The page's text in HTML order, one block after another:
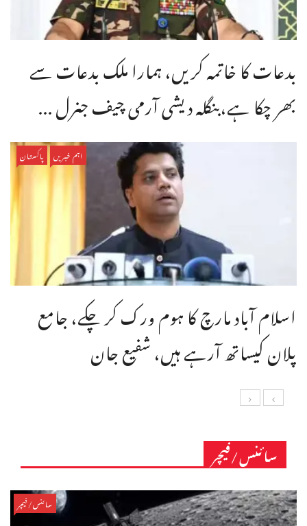
بدعات کا خاتمہ کریں، ہمارا ملک بدعات سے
بھر چکا ہے،بنگله دیشی آرمی چیف جنرل ...
اہم خبریں پاکستان
اسلام آباد مارچ کا ہوم ورک کر چکے، جامع
پلان کیساتھ آرہے ہیں، شفیع جان
سائنس/فیچر
سائنس/فیچر